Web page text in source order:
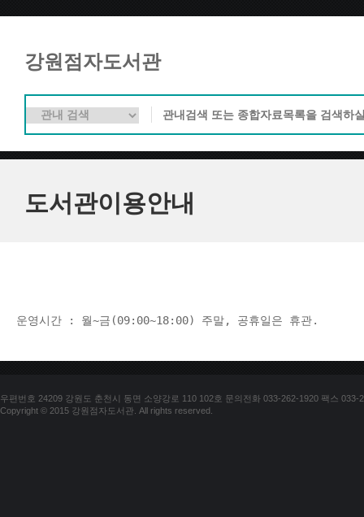
강원점자도서관
도서관이용안내
운영시간 : 월~금(09:00~18:00) 주말, 공휴일은 휴관.
우편번호 24209 강원도 춘천시 동면 소양강로 110 102호 문의전화 033-262-1920 팩스 033-
Copyright © 2015 강원점자도서관. All rights reserved.